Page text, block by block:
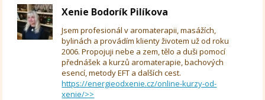
Xenie Bodorík Pilíkova
Jsem profesionál v aromaterapii, masážích,
bylinách a provádím klienty životem už od roku
2006. Propojuji nebe a zem, tělo a duši pomocí
přednášek a kurzů aromaterapie, bachových
esencí, metody EFT a dalších cest.
https://energieodxenie.cz/online-kurzy-od-
xenie/>>